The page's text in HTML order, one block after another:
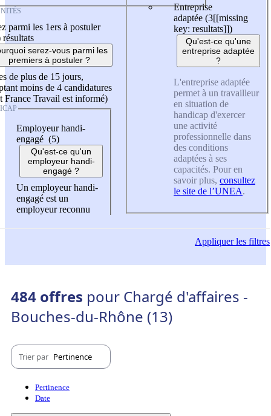
parmi les 1ers à postuler
résultats
serez-vous parmi les
premiers à postuler ?
de plus de 15 jours,
moins de 4 candidatures
France Travail est informé)
Employeur handi-
engagé (5)
Qu'est-ce qu'un
employeur handi-
engagé ?
Un employeur handi-
engagé est un
employeur reconnu
Entreprise
adaptée (3[[missing
key: resultats]])
Qu'est-ce qu'une
entreprise adaptée
?
L'entreprise adaptée
permet à un travailleur
en situation de
handicap d'exercer
une activité
professionnelle dans
des conditions
adaptées à ses
capacités. Pour en
savoir plus, consultez
le site de l’UNEA.
Appliquerles filtres
484 offres pour Chargé d'affaires -
Bouches-du-Rhône (13)
Trier par Pertinence
Pertinence
Date